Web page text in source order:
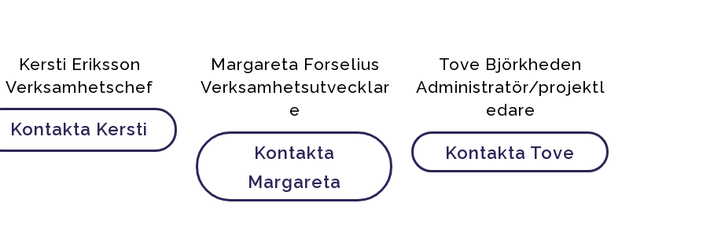
Kersti Eriksson
Verksamhetschef
Kontakta Kersti
Margareta Forselius
Verksamhetsutvecklar
e
Kontakta
Margareta
Tove Björkheden
Administratör/projektl
edare
Kontakta Tove